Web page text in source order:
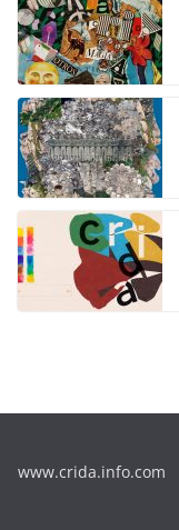
www.crida.info.com